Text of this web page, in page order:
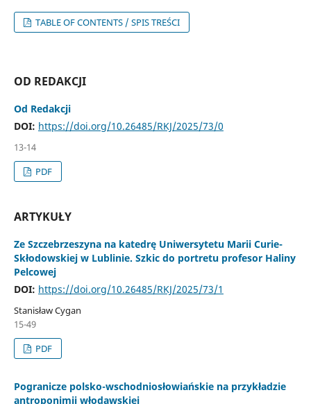
TABLE OF CONTENTS / SPIS TREŚCI
OD REDAKCJI
Od Redakcji
DOI: https://doi.org/10.26485/RKJ/2025/73/0
13-14
PDF
ARTYKUŁY
Ze Szczebrzeszyna na katedrę Uniwersytetu Marii Curie-
Skłodowskiej w Lublinie. Szkic do portretu profesor Haliny
Pelcowej
DOI: https://doi.org/10.26485/RKJ/2025/73/1
Stanisław Cygan
15-49
PDF
Pogranicze polsko-wschodniosłowiańskie na przykładzie
antroponimii włodawskiej